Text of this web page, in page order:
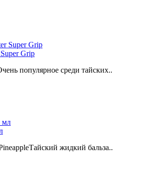
Grip
популярное среди тайских..
жидкий бальза..